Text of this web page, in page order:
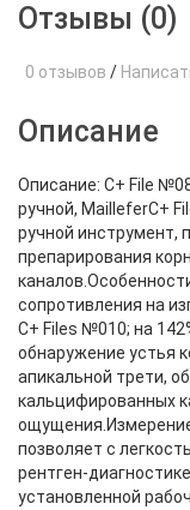
Отзывы (0)
0 отзывов /
Описание
Описание: C+ File
ручной, MailleferC+
ручной инструмент,
препарирования
сопротивления на
C+ Files №010; на
обнаружение устья
апикальной трети,
кальцифированных
позволяет с
рентген-
установленной